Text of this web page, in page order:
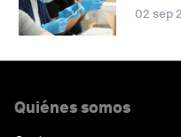
02 sep
Quiénes somos